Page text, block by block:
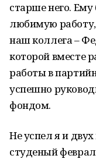
старше него. Ему
любимую
наш коллега –
которой вместе
работы в
успешно
фондом.
Не успел я и
студеный